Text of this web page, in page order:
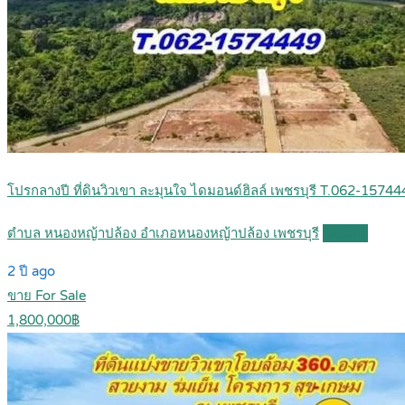
โปรกลางปี ที่ดินวิวเขา ละมุนใจ ไดมอนด์ฮิลล์ เพชรบุรี T.062-
ตำบล หนองหญ้าปล้อง อำเภอหนองหญ้าปล้อง เพชรบุรี
2 ปี ago
ขาย For Sale
1,800,000฿